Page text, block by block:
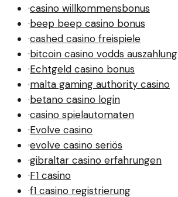
·casino willkommensbonus
·beep beep casino bonus
·cashed casino freispiele
·bitcoin casino vodds auszahlung
·Echtgeld casino bonus
·malta gaming authority casino
·betano casino login
·casino spielautomaten
·Evolve casino
·evolve casino seriös
·gibraltar casino erfahrungen
·F1 casino
·f1 casino registrierung